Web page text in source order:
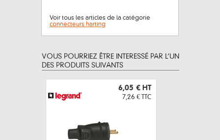
Voir tous les articles de la catégorie
connecteurs harting
VOUS POURRIEZ ÊTRE INTERESSÉ PAR L’UN
DES PRODUITS SUIVANTS
6,05 € HT
7,26 € TTC